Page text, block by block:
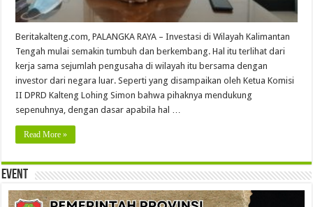
Beritakalteng.com, PALANGKA RAYA – Investasi di Wilayah Kalimantan
Tengah mulai semakin tumbuh dan berkembang. Hal itu terlihat dari
kerja sama sejumlah pengusaha di wilayah itu bersama dengan
investor dari negara luar. Seperti yang disampaikan oleh Ketua Komisi
II DPRD Kalteng Lohing Simon bahwa pihaknya mendukung
sepenuhnya, dengan dasar apabila hal …
Read More »
Event